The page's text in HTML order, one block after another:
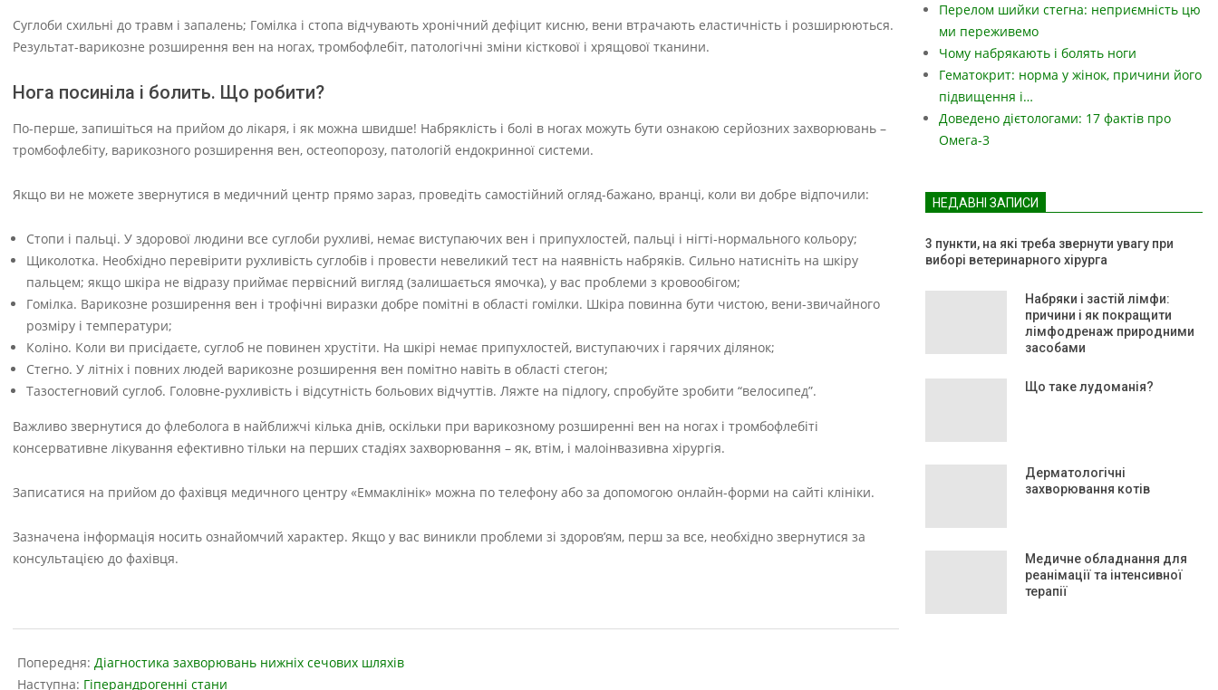
Суглоби схильні до травм і запалень; Гомілка і стопа відчувають хронічний дефіцит кисню, вени втрачають еластичність і розширюються.
Результат-варикозне розширення вен на ногах, тромбофлебіт, патологічні зміни кісткової і хрящової тканини.
Нога посиніла і болить. Що робити?
По-перше, запишіться на прийом до лікаря, і як можна швидше! Набряклість і болі в ногах можуть бути ознакою серйозних захворювань –
тромбофлебіту, варикозного розширення вен, остеопорозу, патологій ендокринної системи.
Якщо ви не можете звернутися в медичний центр прямо зараз, проведіть самостійний огляд-бажано, вранці, коли ви добре відпочили:
Стопи і пальці. У здорової людини все суглоби рухливі, немає виступаючих вен і припухлостей, пальці і нігті-нормального кольору;
Щиколотка. Необхідно перевірити рухливість суглобів і провести невеликий тест на наявність набряків. Сильно натисніть на шкіру
пальцем; якщо шкіра не відразу приймає первісний вигляд (залишається ямочка), у вас проблеми з кровообігом;
Гомілка. Варикозне розширення вен і трофічні виразки добре помітні в області гомілки. Шкіра повинна бути чистою, вени-звичайного
розміру і температури;
Коліно. Коли ви присідаєте, суглоб не повинен хрустіти. На шкірі немає припухлостей, виступаючих і гарячих ділянок;
Стегно. У літніх і повних людей варикозне розширення вен помітно навіть в області стегон;
Тазостегновий суглоб. Головне-рухливість і відсутність больових відчуттів. Ляжте на підлогу, спробуйте зробити “велосипед”.
Важливо звернутися до флеболога в найближчі кілька днів, оскільки при варикозному розширенні вен на ногах і тромбофлебіті
консервативне лікування ефективно тільки на перших стадіях захворювання – як, втім, і малоінвазивна хірургія.
Записатися на прийом до фахівця медичного центру «Еммаклінік» можна по телефону або за допомогою онлайн-форми на сайті клініки.
Зазначена інформація носить ознайомчий характер. Якщо у вас виникли проблеми зі здоров’ям, перш за все, необхідно звернутися за
консультацією до фахівця.
07-
05
Попередня: Діагностика захворювань нижніх сечових шляхів
Наступна: Гіперандрогенні стани
Перелом шийки стегна: неприємність цю
ми переживемо
Чому набрякають і болять ноги
Гематокрит: норма у жінок, причини його
підвищення і…
Доведено дієтологами: 17 фактів про
Омега-3
НЕДАВНІ ЗАПИСИ
3 пункти, на які треба звернути увагу при
виборі ветеринарного хірурга
Набряки і застій лімфи:
причини і як покращити
лімфодренаж природними
засобами
Що таке лудоманія?
Дерматологічні
захворювання котів
Медичне обладнання для
реанімації та інтенсивної
терапії